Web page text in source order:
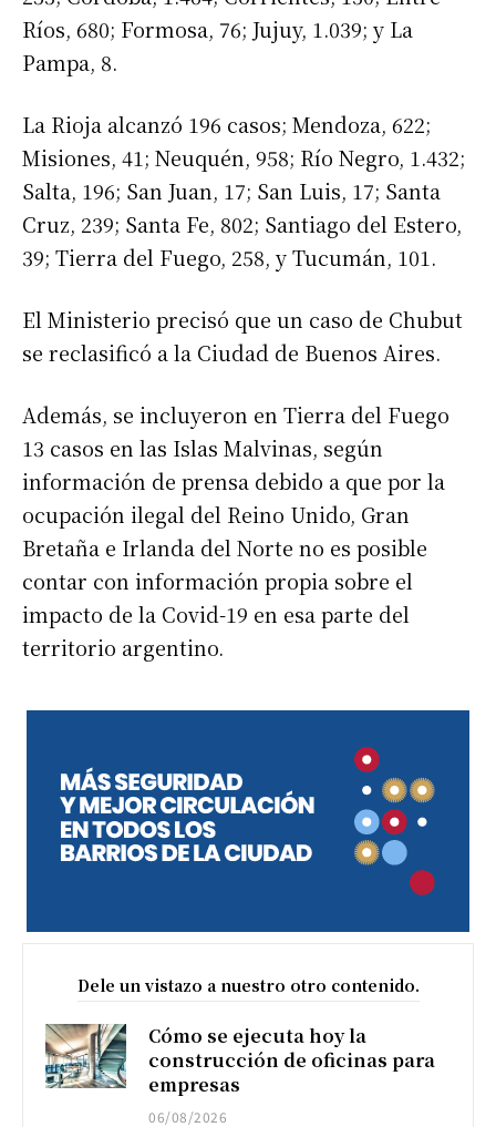
Ríos, 680; Formosa, 76; Jujuy, 1.039; y La
Pampa, 8.
La Rioja alcanzó 196 casos; Mendoza, 622;
Misiones, 41; Neuquén, 958; Río Negro, 1.432;
Salta, 196; San Juan, 17; San Luis, 17; Santa
Cruz, 239; Santa Fe, 802; Santiago del Estero,
39; Tierra del Fuego, 258, y Tucumán, 101.
El Ministerio precisó que un caso de Chubut
se reclasificó a la Ciudad de Buenos Aires.
Además, se incluyeron en Tierra del Fuego
13 casos en las Islas Malvinas, según
información de prensa debido a que por la
ocupación ilegal del Reino Unido, Gran
Bretaña e Irlanda del Norte no es posible
contar con información propia sobre el
impacto de la Covid-19 en esa parte del
territorio argentino.
Dele un vistazo a nuestro otro contenido.
Cómo se ejecuta hoy la
construcción de oficinas para
empresas
06/08/2026